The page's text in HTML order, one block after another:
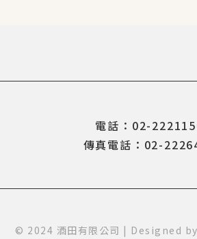
電話：02-
傳真電話：02-
© 2024 酒田有限公司 | Designed by